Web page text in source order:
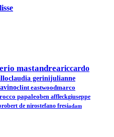
mastandreariccardo
claudia gerinijulianne
clint eastwoodmarco
rocco papaleoben affleckgiuseppe
robert de nirostefano fresiadam